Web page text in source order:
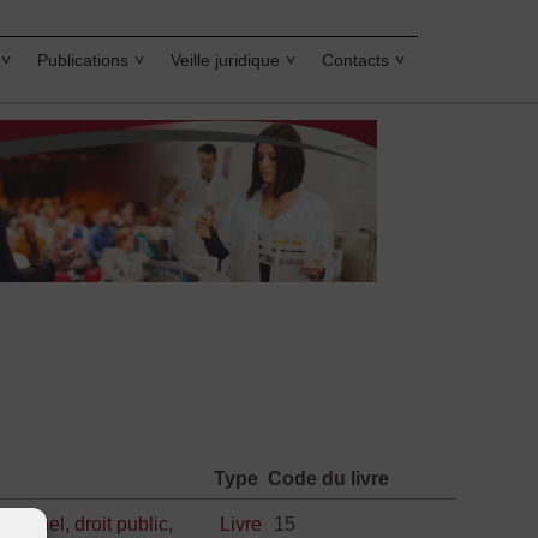
Publications Veille juridique Contacts
Type Code du livre
, droit public, Livre 15